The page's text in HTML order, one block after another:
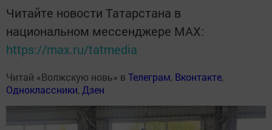
Читайте новости Татарстана в
национальном мессенджере MАХ:
https://max.ru/tatmedia
Читай «Волжскую новь» в Телеграм, Вконтакте,
Одноклассники, Дзен